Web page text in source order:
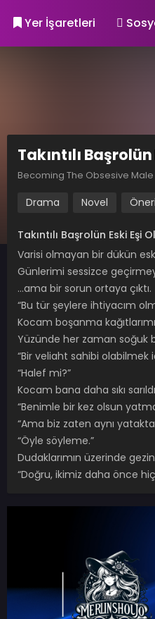
Yer İşaretleri
Takıntılı
Becoming The Obsesive Male
Drama Novel
Takıntılı Başrolün Eski Eşi
Varisi olmayan bir dükün
Günlerimi sessizce
…ama bir sorun ortaya çıktı.
“Bu tür şeylere ihtiyacım
Kocam boşanma
Yüzünde her zaman soğuk
“Bir veliaht sahibi olabilmek
“Halef mi?”
Kocam bana daha sıkı
“Benimle bir kez olsun
“Ama biz zaten aynı
“Öyle söyleme.”
Dudaklarımın üzerinde
“Doğru, ikimiz daha önce